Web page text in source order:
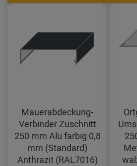
Mauerabdeckung-
Verbinder Zuschnitt
250 mm Alu farbig 0,8
mm (Standard)
Anthrazit (RAL7016)